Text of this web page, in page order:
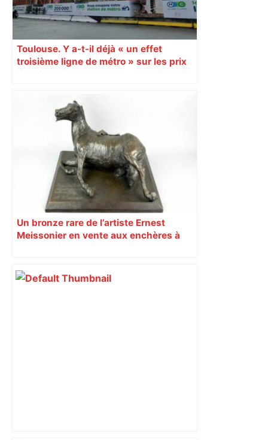
Toulouse. Y a-t-il déjà « un effet
troisième ligne de métro » sur les prix
Un bronze rare de l’artiste Ernest
Meissonier en vente aux enchères à